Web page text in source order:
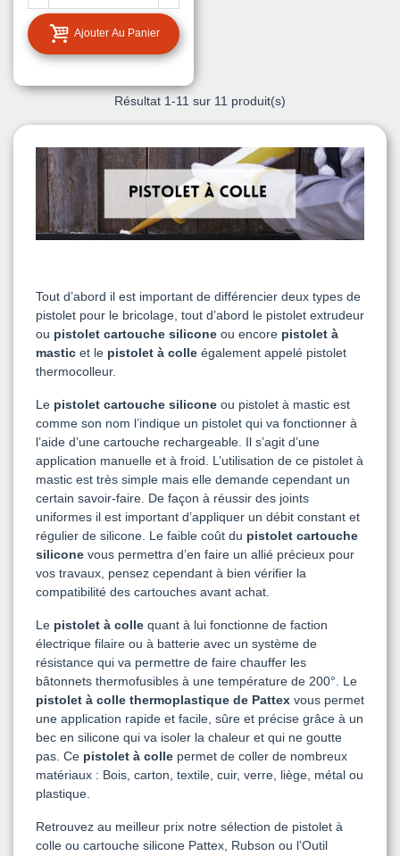
Ajouter Au Panier
Résultat 1-11 sur 11 produit(s)
Tout d’abord il est important de différencier deux types de
pistolet pour le bricolage, tout d’abord le pistolet extrudeur
ou pistolet cartouche silicone ou encore pistolet à
mastic et le pistolet à colle également appelé pistolet
thermocolleur.
Le pistolet cartouche silicone ou pistolet à mastic est
comme son nom l’indique un pistolet qui va fonctionner à
l’aide d’une cartouche rechargeable. Il s’agit d’une
application manuelle et à froid. L’utilisation de ce pistolet à
mastic est très simple mais elle demande cependant un
certain savoir-faire. De façon à réussir des joints
uniformes il est important d’appliquer un débit constant et
régulier de silicone. Le faible coût du pistolet cartouche
silicone vous permettra d’en faire un allié précieux pour
vos travaux, pensez cependant à bien vérifier la
compatibilité des cartouches avant achat.
Le pistolet à colle quant à lui fonctionne de faction
électrique filaire ou à batterie avec un système de
résistance qui va permettre de faire chauffer les
bâtonnets thermofusibles à une température de 200°. Le
pistolet à colle thermoplastique de Pattex vous permet
une application rapide et facile, sûre et précise grâce à un
bec en silicone qui va isoler la chaleur et qui ne goutte
pas. Ce pistolet à colle permet de coller de nombreux
matériaux : Bois, carton, textile, cuir, verre, liège, métal ou
plastique.
Retrouvez au meilleur prix notre sélection de pistolet à
colle ou cartouche silicone Pattex, Rubson ou l’Outil